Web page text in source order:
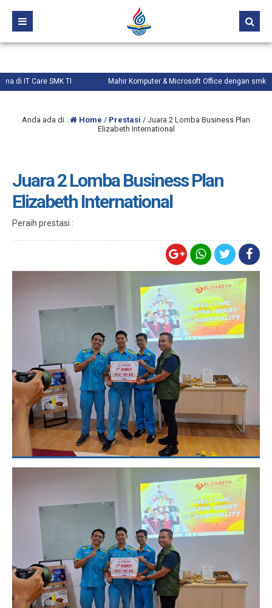
SMK TI Mahir Komputer & Microsoft Office dengan
Anda ada di : Home / Prestasi / Juara 2 Lomba Business Plan
Elizabeth International
Juara 2 Lomba Business Plan
Elizabeth International
Peraih prestasi :